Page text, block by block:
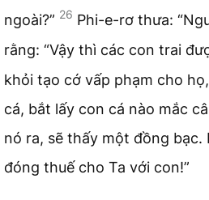
ngoài?” 26 Phi-e-rơ thưa:
rằng: “Vậy thì các con trai
khỏi tạo cớ vấp phạm cho
cá, bắt lấy con cá nào mắc
nó ra, sẽ thấy một đồng bạc.
đóng thuế cho Ta với con!”